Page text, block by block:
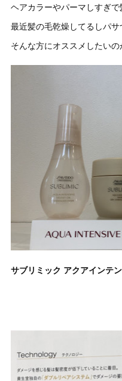
ヘアカラーやパーマしすぎ
最近髪の毛乾燥してるしパ
そんな方にオススメしたいの
サブリミック アクアインテ